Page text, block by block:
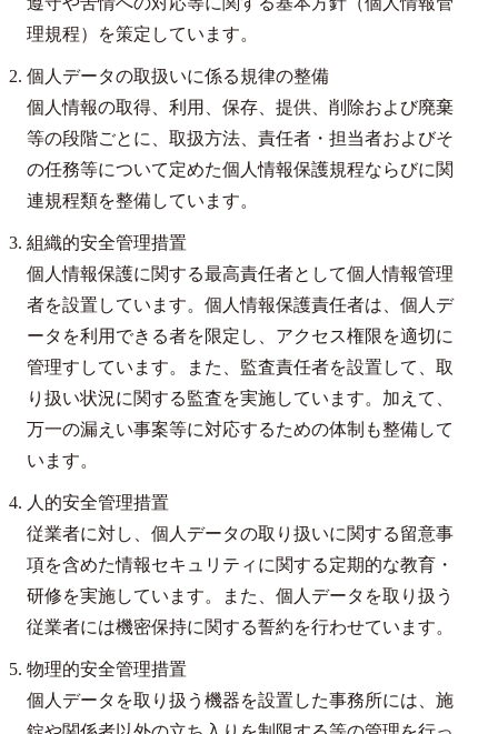
理規程）を策定しています。
個人データの取扱いに係る規律の整備
個人情報の取得、利用、保存、提供、削除および廃棄
等の段階ごとに、取扱方法、責任者・担当者およびそ
の任務等について定めた個人情報保護規程ならびに関
連規程類を整備しています。
組織的安全管理措置
個人情報保護に関する最高責任者として個人情報管理
者を設置しています。個人情報保護責任者は、個人デ
ータを利用できる者を限定し、アクセス権限を適切に
管理すしています。また、監査責任者を設置して、取
り扱い状況に関する監査を実施しています。加えて、
万一の漏えい事案等に対応するための体制も整備して
います。
人的安全管理措置
従業者に対し、個人データの取り扱いに関する留意事
項を含めた情報セキュリティに関する定期的な教育・
研修を実施しています。また、個人データを取り扱う
従業者には機密保持に関する誓約を行わせています。
物理的安全管理措置
個人データを取り扱う機器を設置した事務所には、施